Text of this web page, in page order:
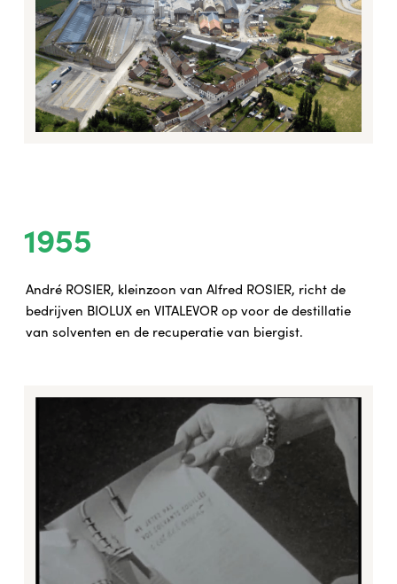
1955
André ROSIER, kleinzoon van Alfred ROSIER, richt de
bedrijven BIOLUX en VITALEVOR op voor de destillatie
van solventen en de recuperatie van biergist.